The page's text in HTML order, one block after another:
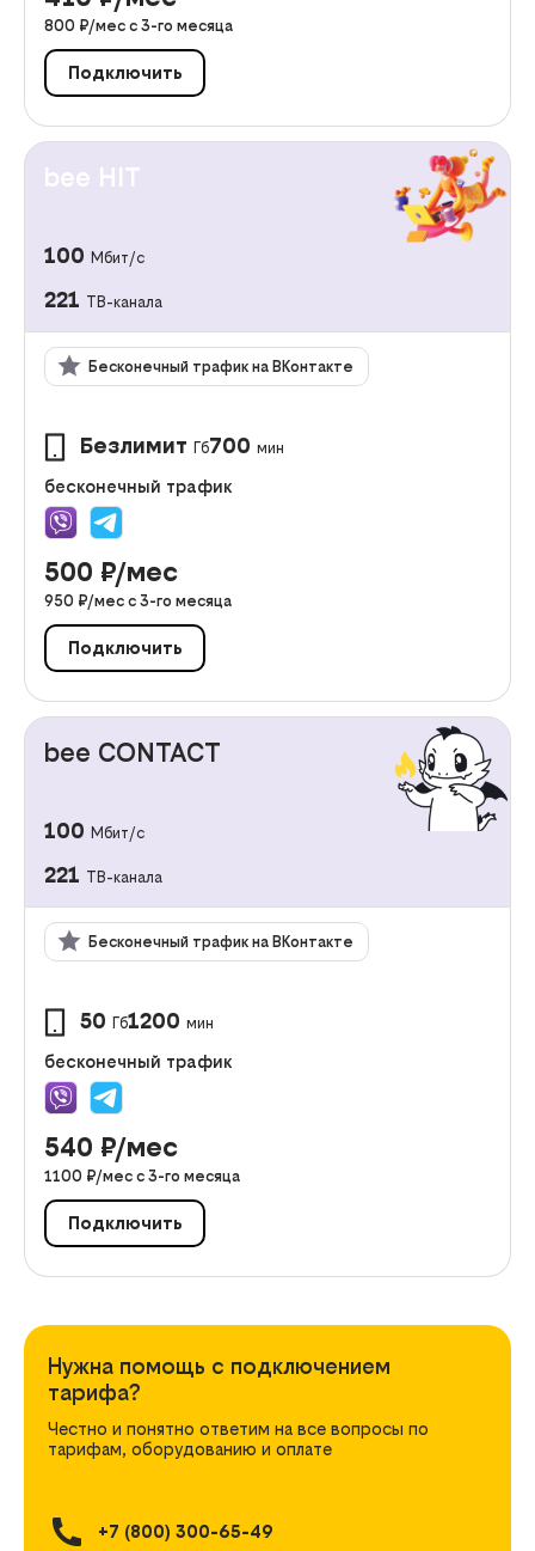
800 ₽/мес с 3-го месяца
Подключить
bee HIT
100 Мбит/с
221 ТВ-канала
Бесконечный трафик на ВКонтакте
Безлимит Гб700 мин
бесконечный трафик
500 ₽/мес
950 ₽/мес с 3-го месяца
Подключить
bee CONTACT
100 Мбит/с
221 ТВ-канала
Бесконечный трафик на ВКонтакте
50 Гб1200 мин
бесконечный трафик
540 ₽/мес
1100 ₽/мес с 3-го месяца
Подключить
Нужна помощь с подключением
тарифа?
Честно и понятно ответим на все вопросы по
тарифам, оборудованию и оплате
+7 (800) 300-65-49